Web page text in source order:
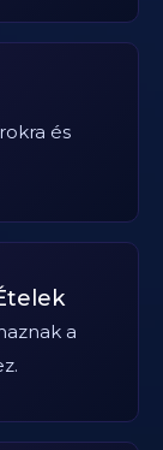
és
a